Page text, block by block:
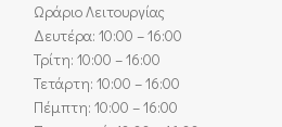
Ωράριο Λειτουργίας
Δευτέρα: 10:00 – 16:00
Τρίτη: 10:00 – 16:00
Τετάρτη: 10:00 – 16:00
Πέμπτη: 10:00 – 16:00